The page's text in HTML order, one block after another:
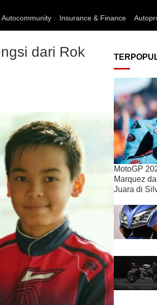
Autocommunity Insurance & Finance
dari Rok
MotoGP
Marquez
Juara di